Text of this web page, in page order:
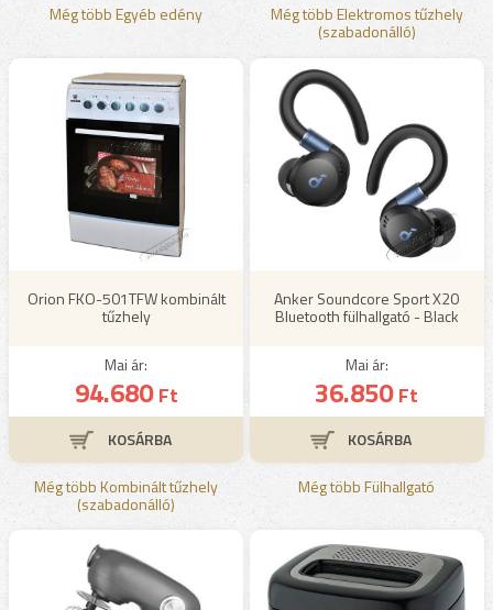
Még több Egyéb edény Még több Elektromos tűzhely
(szabadonálló)
Orion FKO-501TFW kombinált
tűzhely
Mai ár:
94.680Ft
Még több Kombinált tűzhely
(szabadonálló)
Anker Soundcore Sport X20
Bluetooth fülhallgató - Black
Mai ár:
36.850Ft
Még több Fülhallgató